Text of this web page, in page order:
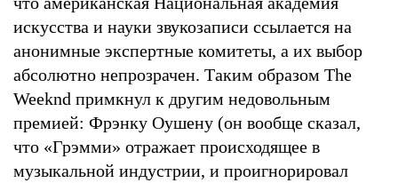
искусства и науки звукозаписи ссылается на
анонимные экспертные комитеты, а их выбор
абсолютно непрозрачен. Таким образом The
Weeknd примкнул к другим недовольным
премией: Фрэнку Оушену (он вообще сказал,
что «Грэмми» отражает происходящее в
музыкальной индустрии, и проигнорировал